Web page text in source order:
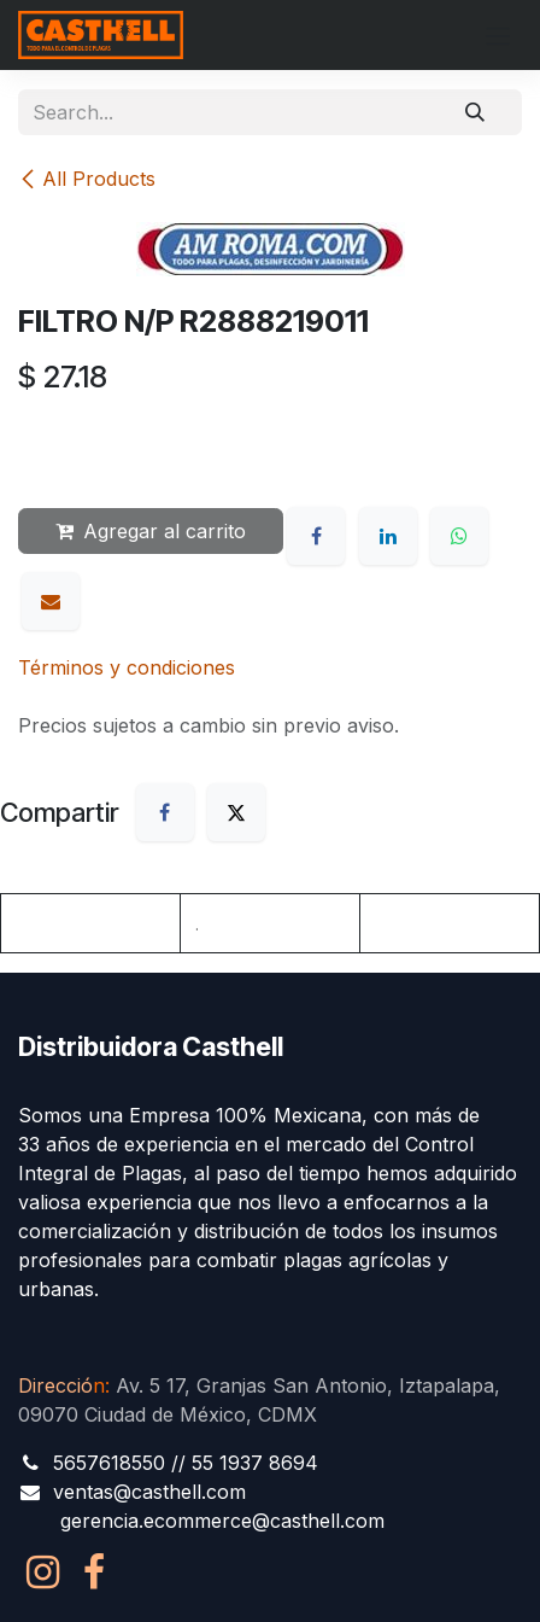
Skip to Content
All Products
FILTRO N/P R2888219011
$ 27.18
Agregar al carrito
Términos y condiciones
Precios sujetos a cambio sin previo aviso.
Compartir
.
Distribuidora Casthell
Somos una Empresa 100% Mexicana, con más de
33 años de experiencia en el mercado del Control
Integral de Plagas, al paso del tiempo hemos adquirido
valiosa experiencia que nos llevo a enfocarnos a la
comercialización y distribución de todos los insumos
profesionales para combatir plagas agrícolas y
urbanas.
Dirección: Av. 5 17, Granjas San Antonio, Iztapalapa,
09070 Ciudad de México, CDMX
5657618550 // 55 1937 8694
ventas@casthell.com
gerencia.ecommerce@casthell.com